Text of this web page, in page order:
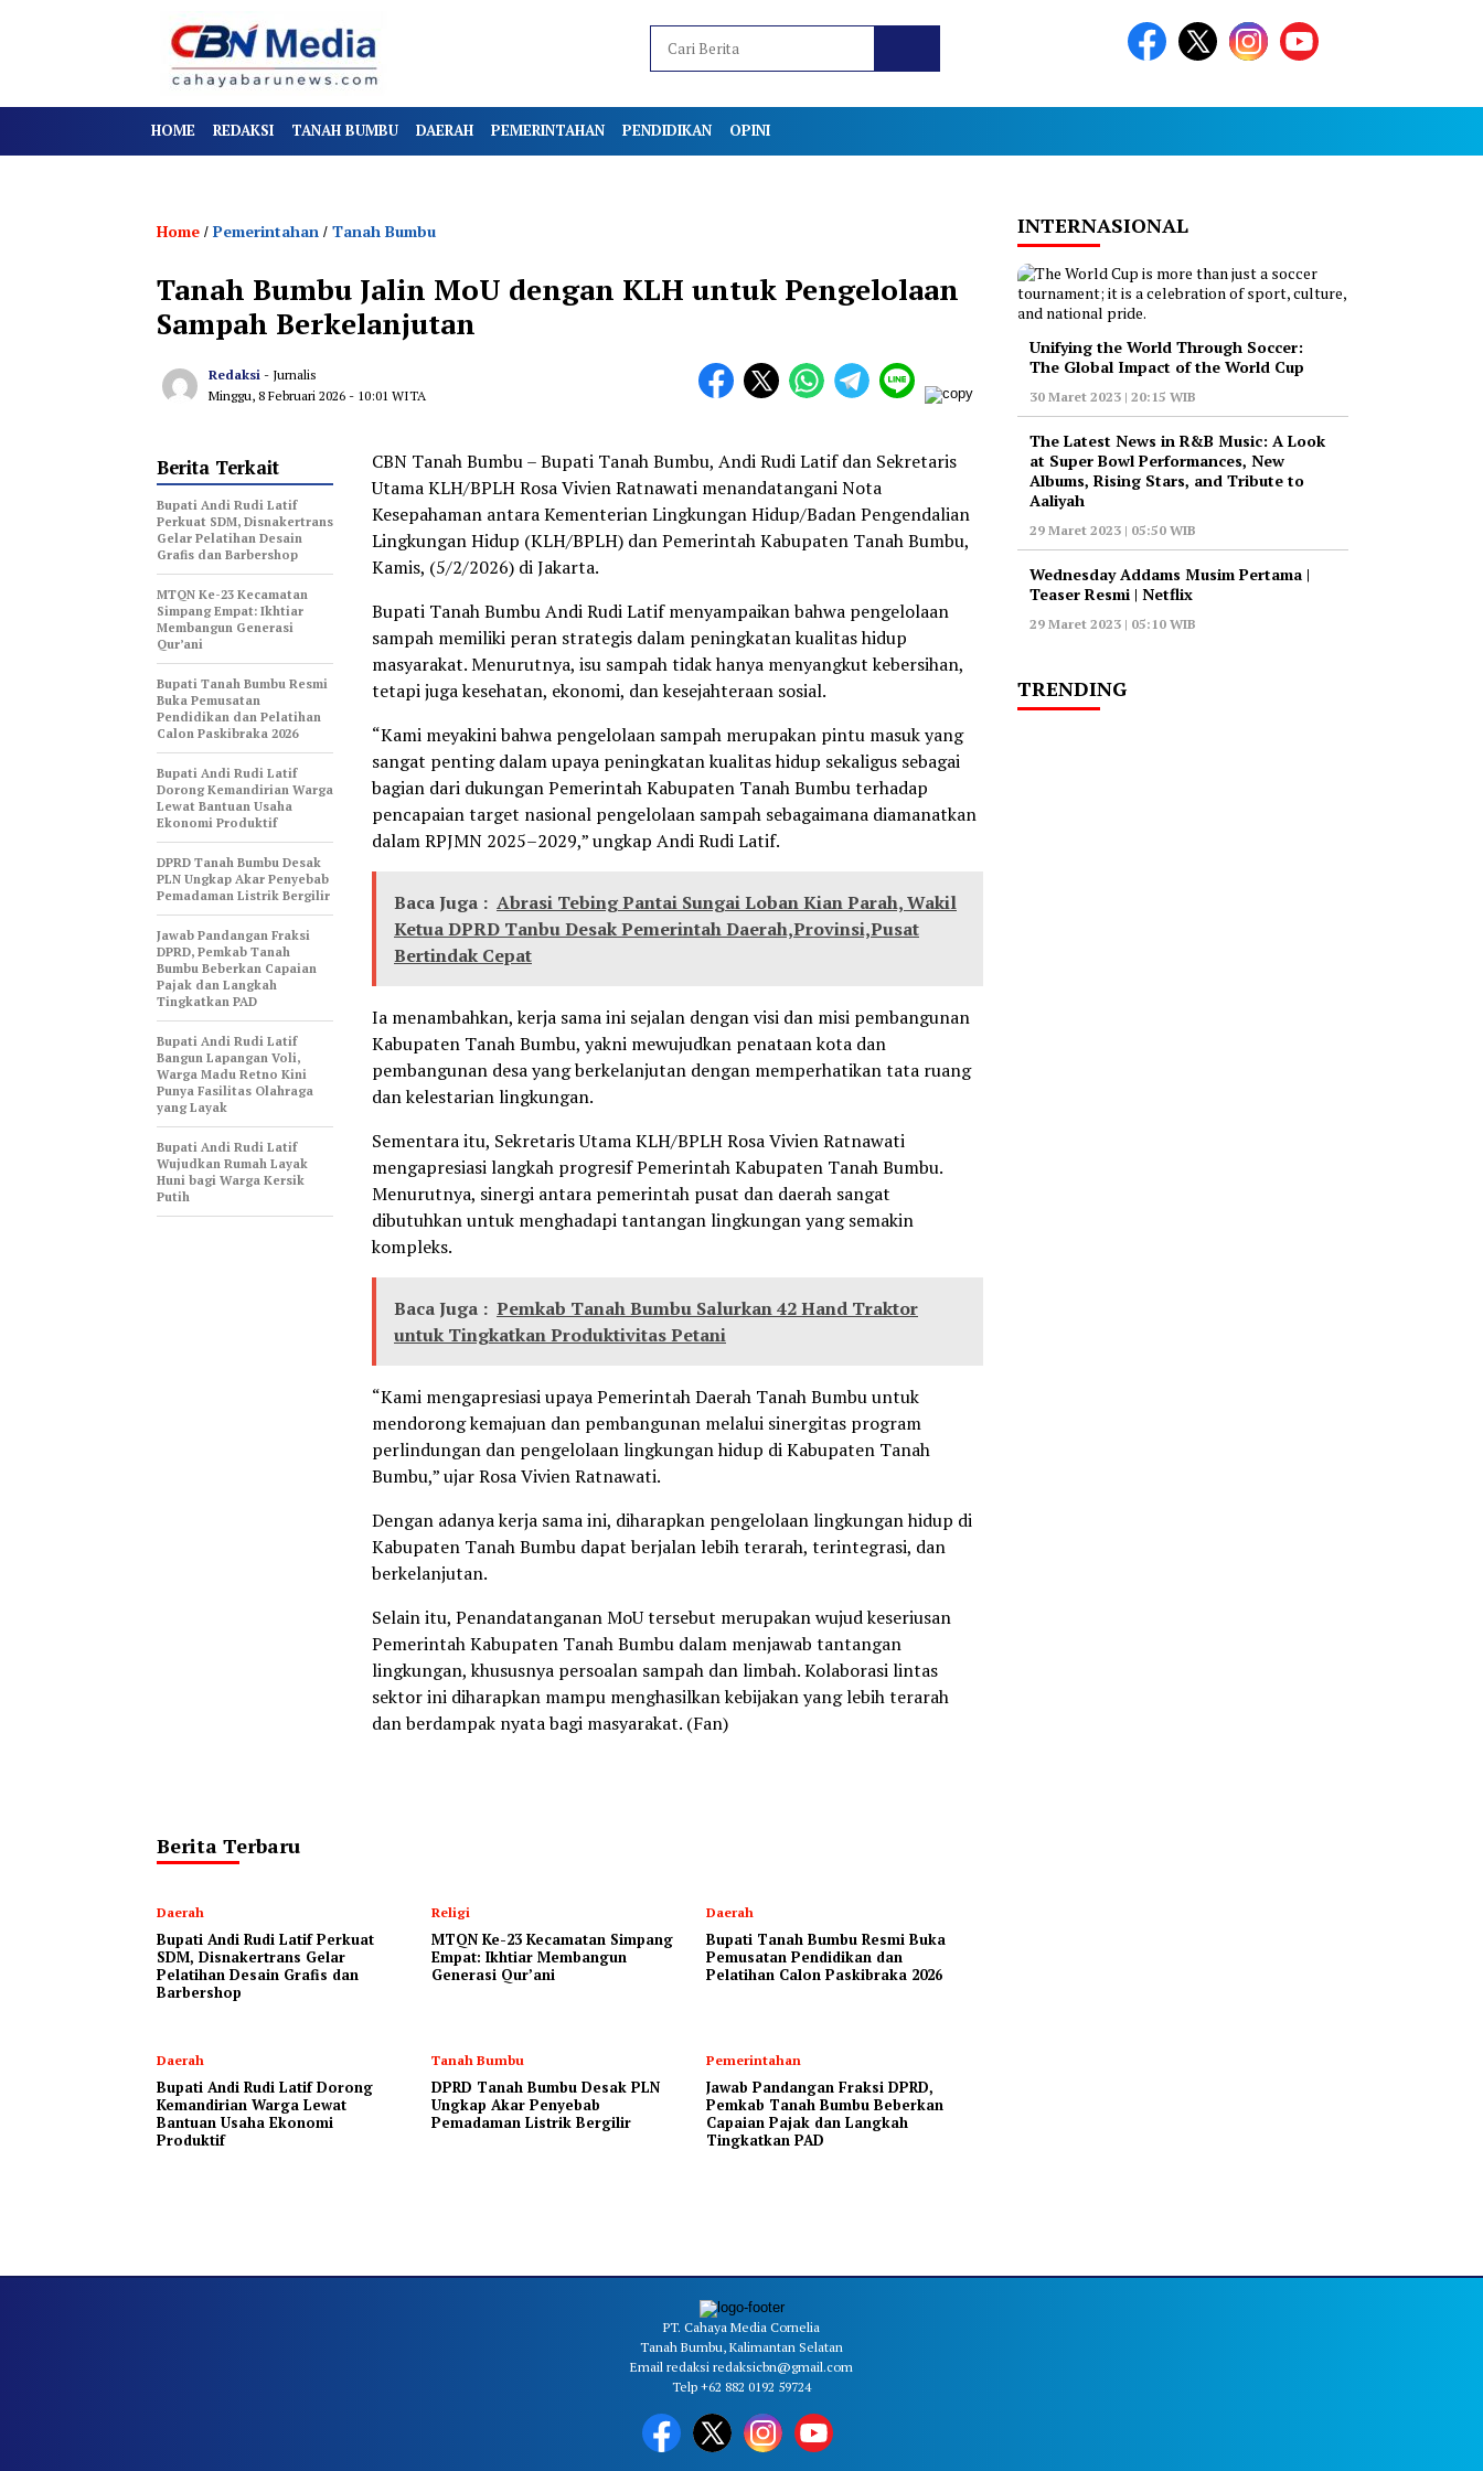
HOME REDAKSI TANAH BUMBU DAERAH PEMERINTAHAN PENDIDIKAN OPINI
Home / Pemerintahan / Tanah Bumbu
Tanah Bumbu Jalin MoU dengan KLH untuk Pengelolaan
Sampah Berkelanjutan
Redaksi - Jurnalis
Minggu, 8 Februari 2026 - 10:01 WITA
CBN Tanah Bumbu – Bupati Tanah Bumbu, Andi Rudi Latif dan Sekretaris
Utama KLH/BPLH Rosa Vivien Ratnawati menandatangani Nota
Kesepahaman antara Kementerian Lingkungan Hidup/Badan Pengendalian
Lingkungan Hidup (KLH/BPLH) dan Pemerintah Kabupaten Tanah Bumbu,
Kamis, (5/2/2026) di Jakarta.
Bupati Tanah Bumbu Andi Rudi Latif menyampaikan bahwa pengelolaan
sampah memiliki peran strategis dalam peningkatan kualitas hidup
masyarakat. Menurutnya, isu sampah tidak hanya menyangkut kebersihan,
tetapi juga kesehatan, ekonomi, dan kesejahteraan sosial.
“Kami meyakini bahwa pengelolaan sampah merupakan pintu masuk yang
sangat penting dalam upaya peningkatan kualitas hidup sekaligus sebagai
bagian dari dukungan Pemerintah Kabupaten Tanah Bumbu terhadap
pencapaian target nasional pengelolaan sampah sebagaimana diamanatkan
dalam RPJMN 2025–2029,” ungkap Andi Rudi Latif.
Baca Juga : Abrasi Tebing Pantai Sungai Loban Kian Parah, Wakil
Ketua DPRD Tanbu Desak Pemerintah Daerah,Provinsi,Pusat
Bertindak Cepat
Ia menambahkan, kerja sama ini sejalan dengan visi dan misi pembangunan
Kabupaten Tanah Bumbu, yakni mewujudkan penataan kota dan
pembangunan desa yang berkelanjutan dengan memperhatikan tata ruang
dan kelestarian lingkungan.
Sementara itu, Sekretaris Utama KLH/BPLH Rosa Vivien Ratnawati
mengapresiasi langkah progresif Pemerintah Kabupaten Tanah Bumbu.
Menurutnya, sinergi antara pemerintah pusat dan daerah sangat
dibutuhkan untuk menghadapi tantangan lingkungan yang semakin
kompleks.
Baca Juga : Pemkab Tanah Bumbu Salurkan 42 Hand Traktor
untuk Tingkatkan Produktivitas Petani
“Kami mengapresiasi upaya Pemerintah Daerah Tanah Bumbu untuk
mendorong kemajuan dan pembangunan melalui sinergitas program
perlindungan dan pengelolaan lingkungan hidup di Kabupaten Tanah
Bumbu,” ujar Rosa Vivien Ratnawati.
Dengan adanya kerja sama ini, diharapkan pengelolaan lingkungan hidup di
Kabupaten Tanah Bumbu dapat berjalan lebih terarah, terintegrasi, dan
berkelanjutan.
Selain itu, Penandatanganan MoU tersebut merupakan wujud keseriusan
Pemerintah Kabupaten Tanah Bumbu dalam menjawab tantangan
lingkungan, khususnya persoalan sampah dan limbah. Kolaborasi lintas
sektor ini diharapkan mampu menghasilkan kebijakan yang lebih terarah
dan berdampak nyata bagi masyarakat. (Fan)
Berita Terkait
Bupati Andi Rudi Latif
Perkuat SDM, Disnakertrans
Gelar Pelatihan Desain
Grafis dan Barbershop
MTQN Ke-23 Kecamatan
Simpang Empat: Ikhtiar
Membangun Generasi
Qur’ani
Bupati Tanah Bumbu Resmi
Buka Pemusatan
Pendidikan dan Pelatihan
Calon Paskibraka 2026
Bupati Andi Rudi Latif
Dorong Kemandirian Warga
Lewat Bantuan Usaha
Ekonomi Produktif
DPRD Tanah Bumbu Desak
PLN Ungkap Akar Penyebab
Pemadaman Listrik Bergilir
Jawab Pandangan Fraksi
DPRD, Pemkab Tanah
Bumbu Beberkan Capaian
Pajak dan Langkah
Tingkatkan PAD
Bupati Andi Rudi Latif
Bangun Lapangan Voli,
Warga Madu Retno Kini
Punya Fasilitas Olahraga
yang Layak
Bupati Andi Rudi Latif
Wujudkan Rumah Layak
Huni bagi Warga Kersik
Putih
Berita Terbaru
Daerah
Bupati Andi Rudi Latif Perkuat
SDM, Disnakertrans Gelar
Pelatihan Desain Grafis dan
Barbershop
Religi
MTQN Ke-23 Kecamatan Simpang
Empat: Ikhtiar Membangun
Generasi Qur’ani
Daerah
Bupati Tanah Bumbu Resmi Buka
Pemusatan Pendidikan dan
Pelatihan Calon Paskibraka 2026
Daerah
Bupati Andi Rudi Latif Dorong
Kemandirian Warga Lewat
Bantuan Usaha Ekonomi
Produktif
Tanah Bumbu
DPRD Tanah Bumbu Desak PLN
Ungkap Akar Penyebab
Pemadaman Listrik Bergilir
Pemerintahan
Jawab Pandangan Fraksi DPRD,
Pemkab Tanah Bumbu Beberkan
Capaian Pajak dan Langkah
Tingkatkan PAD
INTERNASIONAL
Unifying the World Through Soccer:
The Global Impact of the World Cup
30 Maret 2023 | 20:15 WIB
The Latest News in R&B Music: A Look
at Super Bowl Performances, New
Albums, Rising Stars, and Tribute to
Aaliyah
29 Maret 2023 | 05:50 WIB
Wednesday Addams Musim Pertama |
Teaser Resmi | Netflix
29 Maret 2023 | 05:10 WIB
TRENDING
PT. Cahaya Media Cornelia
Tanah Bumbu, Kalimantan Selatan
Email redaksi redaksicbn@gmail.com
Telp +62 882 0192 59724